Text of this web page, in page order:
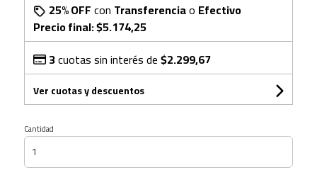
25% OFFcon Transferenciao Efectivo
Precio final:$5.174,25
3cuotas sin interés de$2.299,67
Ver cuotas y descuentos
Cantidad